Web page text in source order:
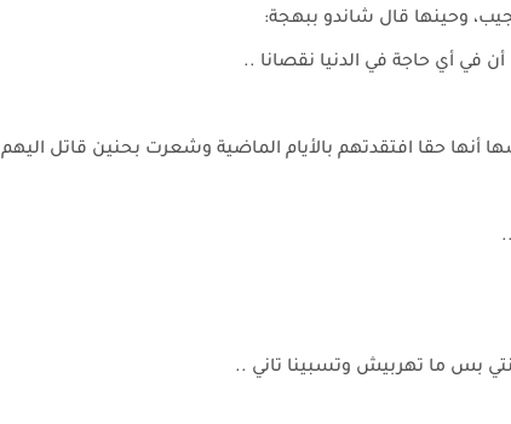
وحينها قال شاندو ببهجة:
في أي حاجة في الدنيا نقصانا ..
حقا افتقدتهم بالأيام الماضية وشعرت بحنين قاتل اليهم
بس ما تهربيش وتسبينا تاني ..